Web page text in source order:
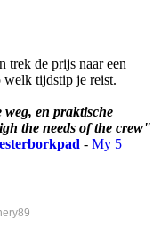
trek de prijs naar een
welk tijdstip je reist.
weg, en praktische
the needs of the crew"
- My 5